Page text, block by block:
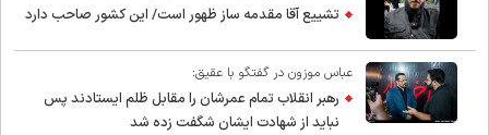
تشییع آقا مقدمه ساز ظهور است/ این کشور صاحب دارد
عباس موزون در گفتگو با عقیق:
رهبر انقلاب تمام عمرشان را مقابل ظلم ایستادند پس
نباید از شهادت ایشان شگفت زده شد